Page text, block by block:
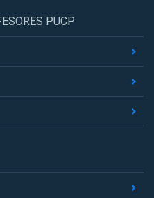
PUCP